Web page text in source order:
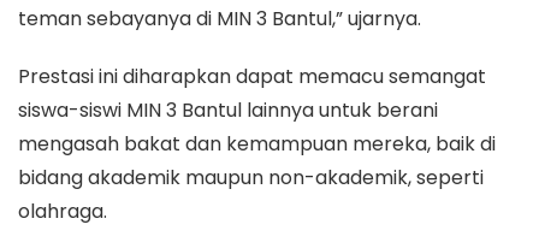
teman sebayanya di MIN 3 Bantul,” ujarnya.​
Prestasi ini diharapkan dapat memacu semangat
siswa-siswi MIN 3 Bantul lainnya untuk berani
mengasah bakat dan kemampuan mereka, baik di
bidang akademik maupun non-akademik, seperti
olahraga.​